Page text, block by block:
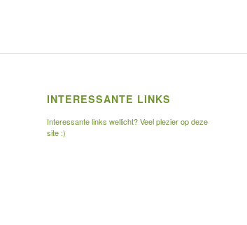
INTERESSANTE LINKS
Interessante links wellicht? Veel plezier op deze
site :)